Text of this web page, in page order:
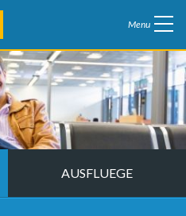
Menu
AUSFLUEGE